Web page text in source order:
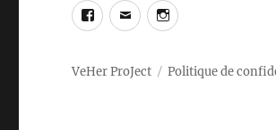
Facebook
E-
mail
Instagram
VeHer ProJect Politique de